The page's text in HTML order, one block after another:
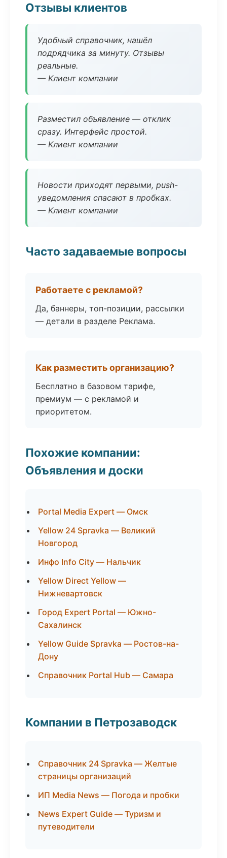
Отзывы клиентов
Удобный справочник, нашёл
подрядчика за минуту. Отзывы
реальные.
— Клиент компании
Разместил объявление — отклик
сразу. Интерфейс простой.
— Клиент компании
Новости приходят первыми, push-
уведомления спасают в пробках.
— Клиент компании
Часто задаваемые вопросы
Работаете с рекламой?
Да, баннеры, топ-позиции, рассылки
— детали в разделе Реклама.
Как разместить организацию?
Бесплатно в базовом тарифе,
премиум — с рекламой и
приоритетом.
Похожие компании:
Объявления и доски
Portal Media Expert — Омск
Yellow 24 Spravka — Великий
Новгород
Инфо Info City — Нальчик
Yellow Direct Yellow —
Нижневартовск
Город Expert Portal — Южно-
Сахалинск
Yellow Guide Spravka — Ростов-на-
Дону
Справочник Portal Hub — Самара
Компании в Петрозаводск
Справочник 24 Spravka — Желтые
страницы организаций
ИП Media News — Погода и пробки
News Expert Guide — Туризм и
путеводители